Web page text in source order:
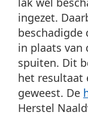
ingezet.
beschadigde
in plaats van
spuiten. Dit
het resultaat
geweest. De
Herstel